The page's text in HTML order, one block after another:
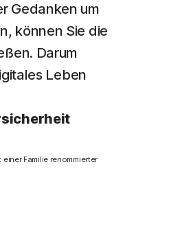
Gedanken um
können Sie die
Darum
Leben
Familie renommierter